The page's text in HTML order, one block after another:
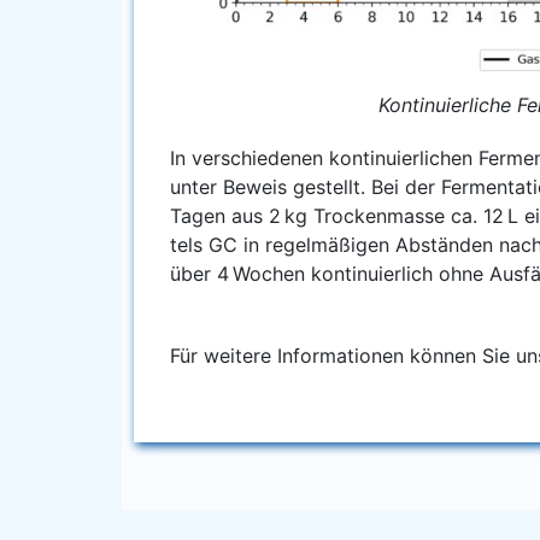
Kon­ti­nu­ier­li­che
In ver­schie­de­nen kon­ti­nu­ier­li­chen
unter Beweis gestellt. Bei der
Tagen aus 2 kg Tro­cken­mas­se ca. 12
tels GC in regel­mä­ßi­gen Abstän­den
über 4 Wochen kon­ti­nu­ier­lich ohne
Für wei­te­re Infor­ma­tio­nen kön­nen Sie